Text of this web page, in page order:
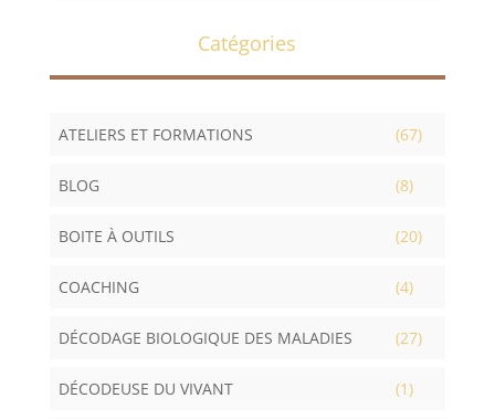
Catégories
ATELIERS ET FORMATIONS (67)
BLOG (8)
BOITE À OUTILS (20)
COACHING (4)
DÉCODAGE BIOLOGIQUE DES MALADIES (27)
DÉCODEUSE DU VIVANT (1)